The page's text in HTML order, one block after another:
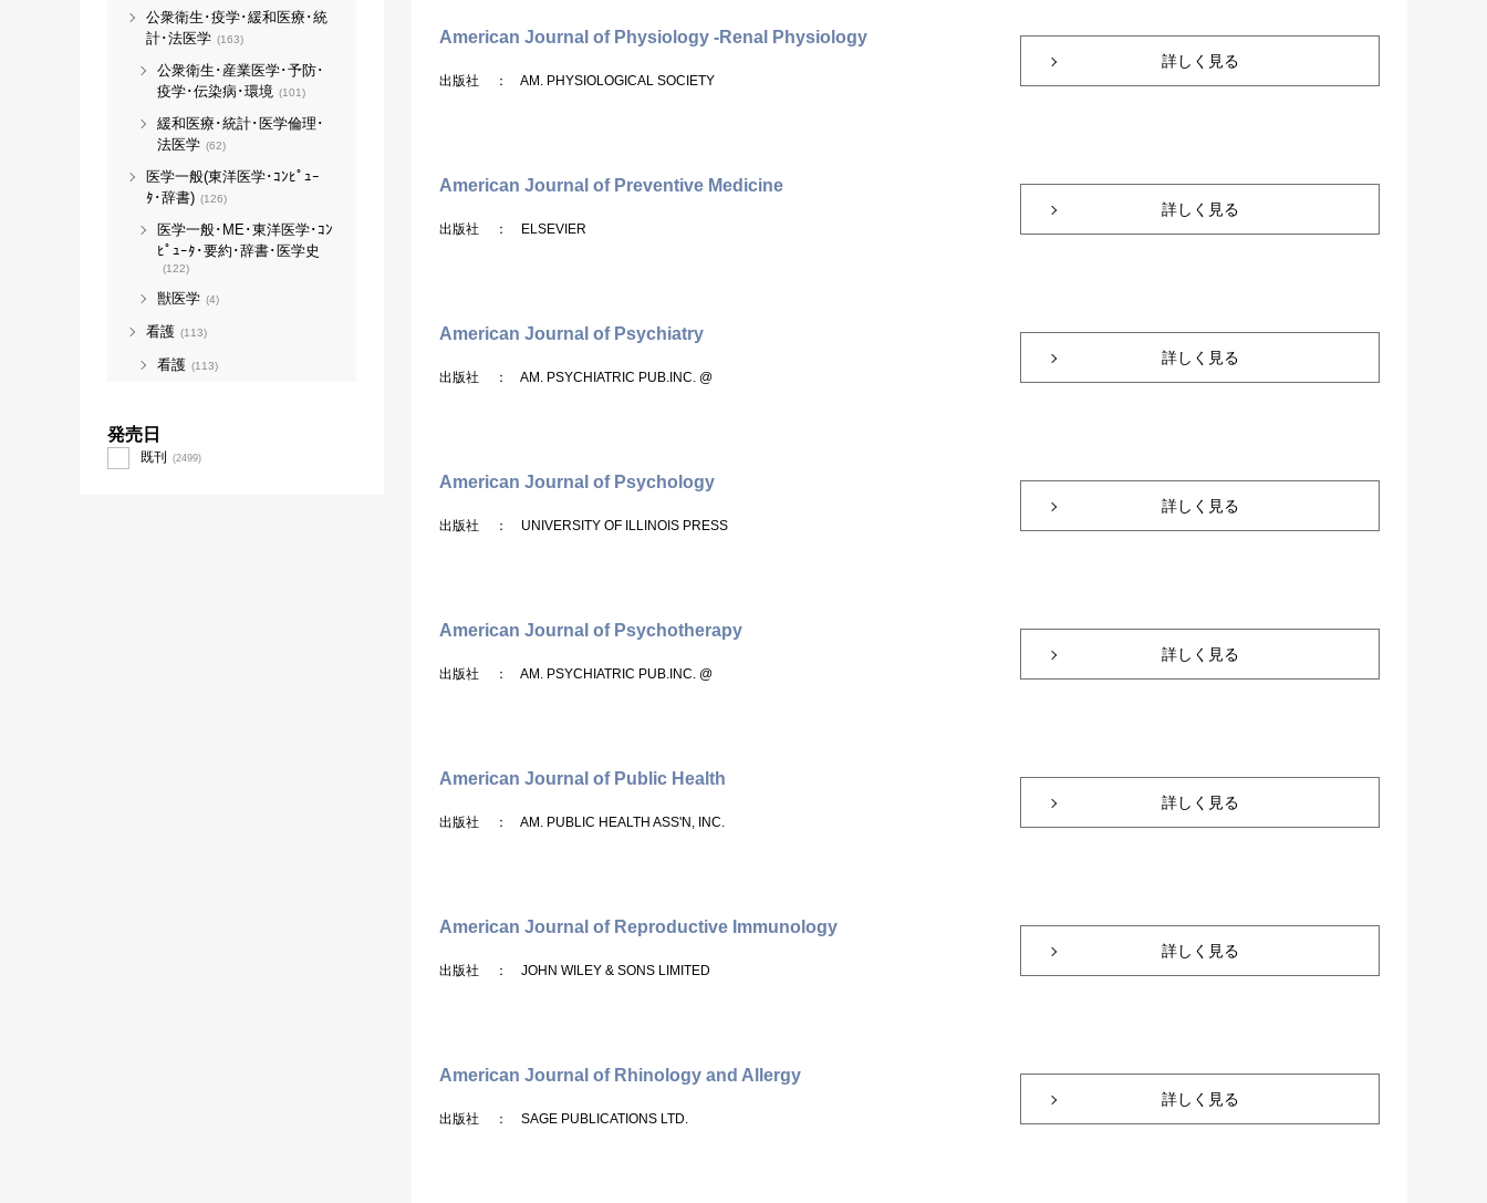
American Journal of Physiology -Renal Physiology
出版社 ： AM. PHYSIOLOGICAL SOCIETY
詳しく見る
American Journal of Preventive Medicine
出版社 ： ELSEVIER
詳しく見る
American Journal of Psychiatry
出版社 ： AM. PSYCHIATRIC PUB.INC. @
詳しく見る
American Journal of Psychology
出版社 ： UNIVERSITY OF ILLINOIS PRESS
詳しく見る
American Journal of Psychotherapy
出版社 ： AM. PSYCHIATRIC PUB.INC. @
詳しく見る
American Journal of Public Health
出版社 ： AM. PUBLIC HEALTH ASS'N, INC.
詳しく見る
American Journal of Reproductive Immunology
出版社 ： JOHN WILEY & SONS LIMITED
詳しく見る
American Journal of Rhinology and Allergy
出版社 ： SAGE PUBLICATIONS LTD.
詳しく見る
公衆衛生･疫学･緩和医療･統
計･法医学 (163)
公衆衛生･産業医学･予防･
疫学･伝染病･環境 (101)
緩和医療･統計･医学倫理･
法医学 (62)
医学一般(東洋医学･ｺﾝﾋﾟｭｰ
ﾀ･辞書) (126)
医学一般･ME･東洋医学･ｺﾝ
ﾋﾟｭｰﾀ･要約･辞書･医学史
(122)
獣医学 (4)
看護 (113)
看護 (113)
発売日
既刊 (2499)